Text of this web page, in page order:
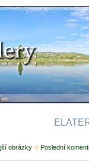
obrázky Poslední